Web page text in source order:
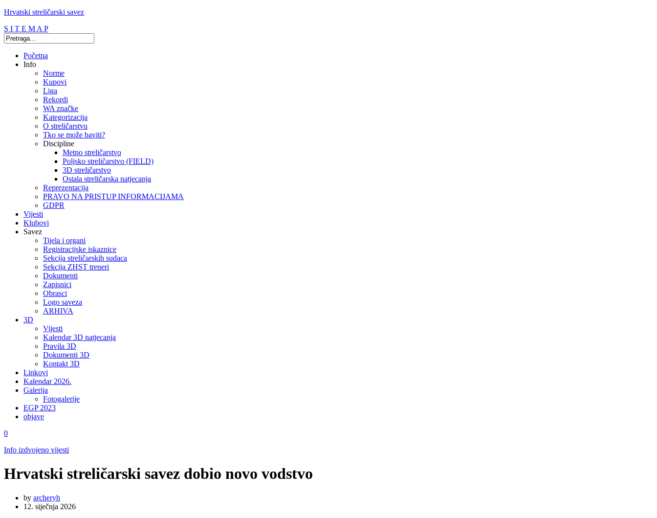
Hrvatski streličarski savez
S I T E M A P
Početna
Info
Norme
Kupovi
Liga
Rekordi
WA značke
Kategorizacija
O streličarstvu
Tko se može baviti?
Discipline
Metno streličarstvo
Poljsko streličarstvo (FIELD)
3D streličarstvo
Ostala streličarska natjecanja
Reprezentacija
PRAVO NA PRISTUP INFORMACIJAMA
GDPR
Vijesti
Klubovi
Savez
Tijela i organi
Registracijske iskaznice
Sekcija streličarskih sudaca
Sekcija ZHST treneri
Dokumenti
Zapisnici
Obrasci
Logo saveza
ARHIVA
3D
Vijesti
Kalendar 3D natjecanja
Pravila 3D
Dokumenti 3D
Kontakt 3D
Linkovi
Kalendar 2026.
Galerija
Fotogalerije
EGP 2023
objave
0
Info izdvojeno vijesti
Hrvatski streličarski savez dobio novo vodstvo
by archeryh
12. siječnja 2026